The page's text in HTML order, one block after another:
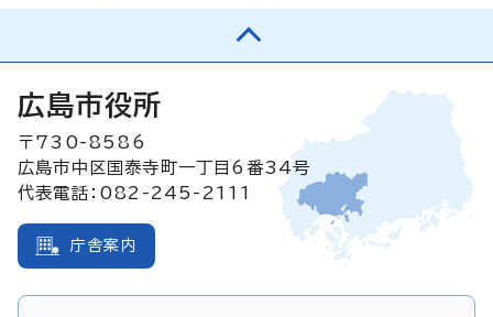
広島市役所
〒730-8586
広島市中区国泰寺町一丁目6番34号
代表電話：082-245-2111
庁舎案内